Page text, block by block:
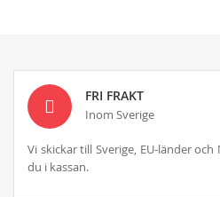
FRI FRAKT
Inom Sverige
Vi skickar till Sverige, EU-länder
du i kassan.